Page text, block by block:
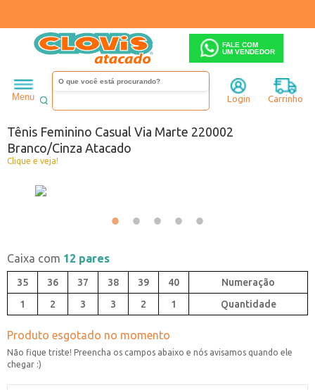
FALE COM
UM VENDEDOR
Menu Login Carrinho
Feminino Tênis
Tênis Feminino Casual Via Marte 220002
Branco/Cinza Atacado
Clique e veja!
Caixa com 12 pares
35 36 37 38 39
40
1
2 3 3 2 1 Quantidade